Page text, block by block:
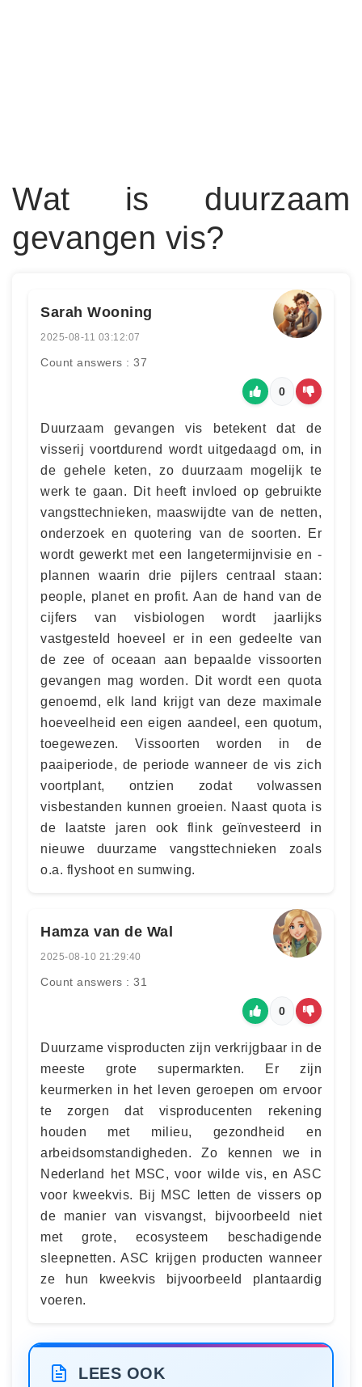
Wat is duurzaam
gevangen vis?
Sarah Wooning
2025-08-11 03:12:07
Count answers : 37
0
Duurzaam gevangen vis betekent dat de
visserij voortdurend wordt uitgedaagd om, in
de gehele keten, zo duurzaam mogelijk te
werk te gaan. Dit heeft invloed op gebruikte
vangsttechnieken, maaswijdte van de netten,
onderzoek en quotering van de soorten. Er
wordt gewerkt met een langetermijnvisie en -
plannen waarin drie pijlers centraal staan:
people, planet en profit. Aan de hand van de
cijfers van visbiologen wordt jaarlijks
vastgesteld hoeveel er in een gedeelte van
de zee of oceaan aan bepaalde vissoorten
gevangen mag worden. Dit wordt een quota
genoemd, elk land krijgt van deze maximale
hoeveelheid een eigen aandeel, een quotum,
toegewezen. Vissoorten worden in de
paaiperiode, de periode wanneer de vis zich
voortplant, ontzien zodat volwassen
visbestanden kunnen groeien. Naast quota is
de laatste jaren ook flink geïnvesteerd in
nieuwe duurzame vangsttechnieken zoals
o.a. flyshoot en sumwing.
Hamza van de Wal
2025-08-10 21:29:40
Count answers : 31
0
Duurzame visproducten zijn verkrijgbaar in de
meeste grote supermarkten. Er zijn
keurmerken in het leven geroepen om ervoor
te zorgen dat visproducenten rekening
houden met milieu, gezondheid en
arbeidsomstandigheden. Zo kennen we in
Nederland het MSC, voor wilde vis, en ASC
voor kweekvis. Bij MSC letten de vissers op
de manier van visvangst, bijvoorbeeld niet
met grote, ecosysteem beschadigende
sleepnetten. ASC krijgen producten wanneer
ze hun kweekvis bijvoorbeeld plantaardig
voeren.
LEES OOK